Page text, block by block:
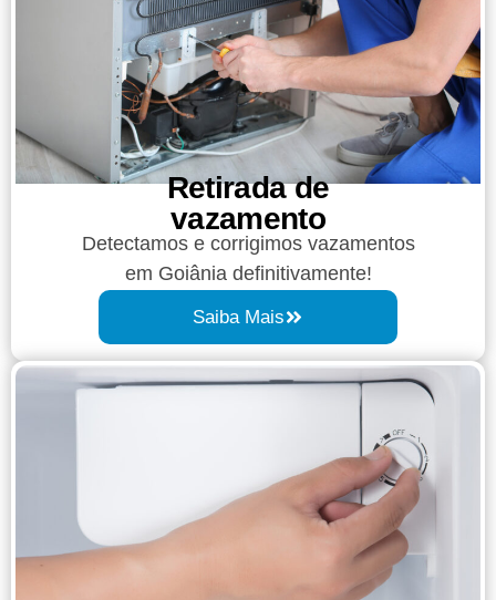
Retirada de
vazamento​​
Detectamos e corrigimos vazamentos
em Goiânia definitivamente!
Saiba Mais